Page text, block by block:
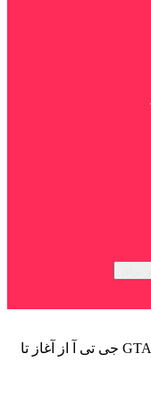
تاریخچه بازی‌های GTA جی تی آ از آغاز تا